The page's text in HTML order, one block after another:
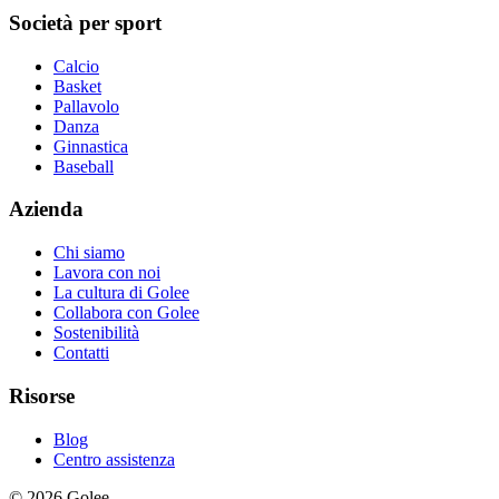
Società per sport
Calcio
Basket
Pallavolo
Danza
Ginnastica
Baseball
Azienda
Chi siamo
Lavora con noi
La cultura di Golee
Collabora con Golee
Sostenibilità
Contatti
Risorse
Blog
Centro assistenza